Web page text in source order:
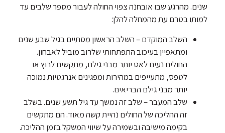
שנים. מהרגע שבו אובחנה צפוי החולה לעבור מספר שלבים עד
למותו בטרם עת מהמחלה להלן:
השלב המוקדם – השלב הראשון מסתיים בגיל שבע שנים
ומתאפיין בעיכוב התפתחותי שלרוב מוביל לאבחון.
החולים נעים לאט יותר מבני גילם, מתקשים לרוץ או
לטפס, מתעייפים במהירות ומפגינים אנרגטיות נמוכה
יותר מבני גילם הבריאים.
שלב המעבר – שלב זה נמשך עד גיל תשע שנים. בשלב
זה ההליכה של החולים נהיית קשה מאוד. הם מתקשים
בקימה מישיבה ובשמירה על שיווי המשקל בזמן ההליכה.